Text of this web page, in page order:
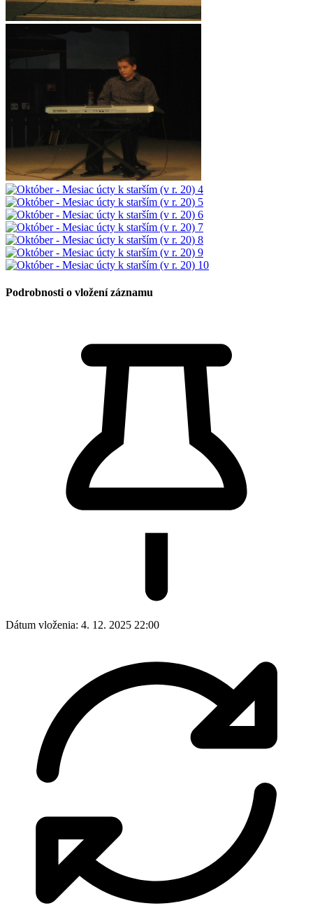
Podrobnosti o vložení záznamu
Dátum vloženia: 4. 12. 2025 22:00